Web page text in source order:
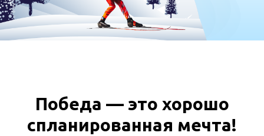
Победа — это хорошо
спланированная мечта!